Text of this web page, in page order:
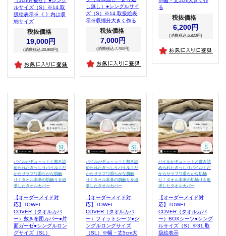
ルサイズ（S）※14.取
扱絵表示※《 》内は収
納サイズ
税抜価格
19,000円
(消費税込:20,900円)
し無し）●シングルサイ
ズ（S）※14.取扱絵表
示※収縮分大きく作る
税抜価格
7,000円
(消費税込:7,700円)
る
税抜価格
6,200円
(消費税込:6,820円)
パイルがギュ～ッ！と敷き詰
められたぎっしりパイル！だ
からサラフワ滑らかな肌触
り！タオル本来の肌触りを追
求したタオルカバー
【オーダーメイド対
応】TOWEL
COVER（タオルカバ
ー）敷き布団カバー●片
面ガーゼ●シングルロン
グサイズ（SL）
パイルがギュ～ッ！と敷き詰
められたぎっしりパイル！だ
からサラフワ滑らかな肌触
り！タオル本来の肌触りを追
求したタオルカバー
【オーダーメイド対
応】TOWEL
COVER（タオルカバ
ー）フィットシーツ●シ
ングルロングサイズ
（SL）※幅・丈5cm大
パイルがギュ～ッ！と敷き詰
められたぎっしりパイル！だ
からサラフワ滑らかな肌触
り！タオル本来の肌触りを追
求したタオルカバー
【オーダーメイド対
応】TOWEL
COVER（タオルカバ
ー）BOXシーツ●シング
ルサイズ（S）※31.取
扱絵表示